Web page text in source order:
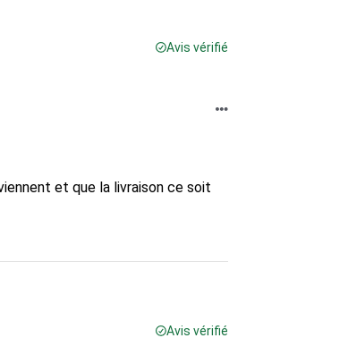
Avis vérifié
et que la livraison ce soit
Avis vérifié